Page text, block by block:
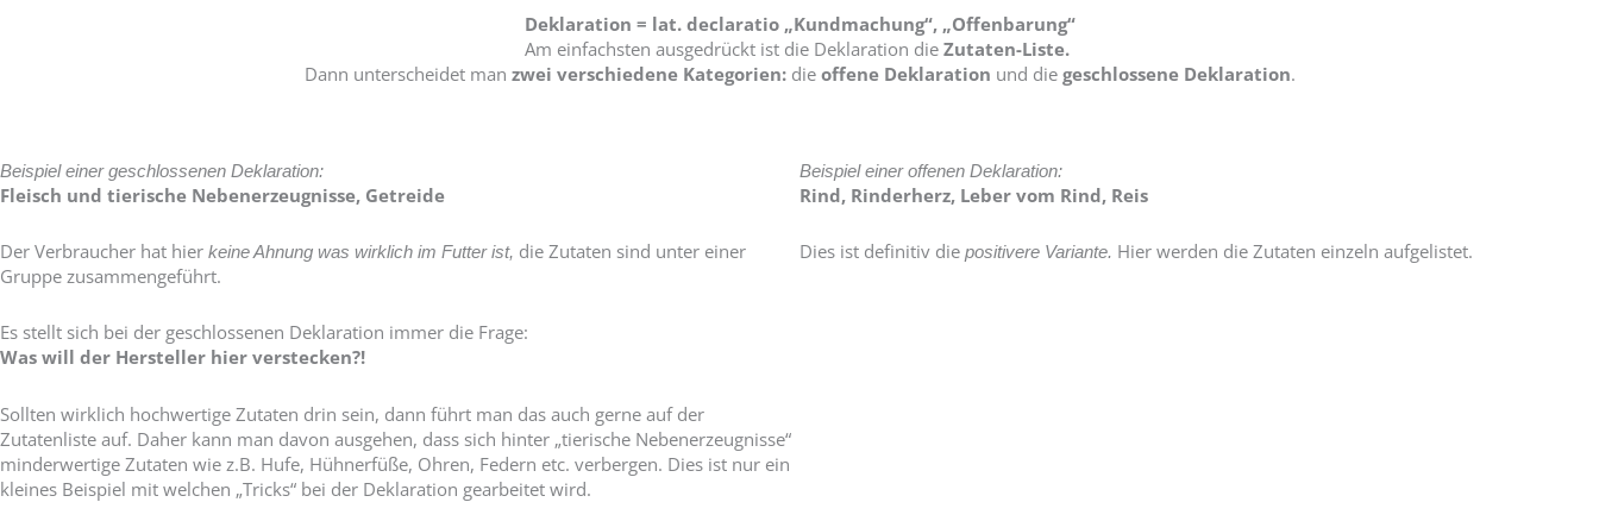
Deklaration = lat. declaratio „Kundmachung“, „Offenbarung“
Am einfachsten ausgedrückt ist die Deklaration die Zutaten-Liste.
Dann unterscheidet man zwei verschiedene Kategorien:die offene Deklaration und die geschlossene Deklaration.
Beispiel einer geschlossenen Deklaration:
Fleisch und tierische Nebenerzeugnisse, Getreide
Der Verbraucher hat hier keine Ahnung was wirklich im Futter ist, die Zutaten sind unter einer
Gruppe zusammengeführt.
Es stellt sich bei der geschlossenen Deklaration immer die Frage:
Was will der Hersteller hier verstecken?!
Sollten wirklich hochwertige Zutaten drin sein, dann führt man das auch gerne auf der
Zutatenliste auf. Daher kann man davon ausgehen, dass sich hinter „tierische Nebenerzeugnisse“
minderwertige Zutaten wie z.B. Hufe, Hühnerfüße, Ohren, Federn etc. verbergen. Dies ist nur ein
kleines Beispiel mit welchen „Tricks“ bei der Deklaration gearbeitet wird.
Beispiel einer offenen Deklaration:
Rind, Rinderherz, Leber vom Rind, Reis
Dies ist definitiv die positivere Variante. Hier werden die Zutaten einzeln aufgelistet.